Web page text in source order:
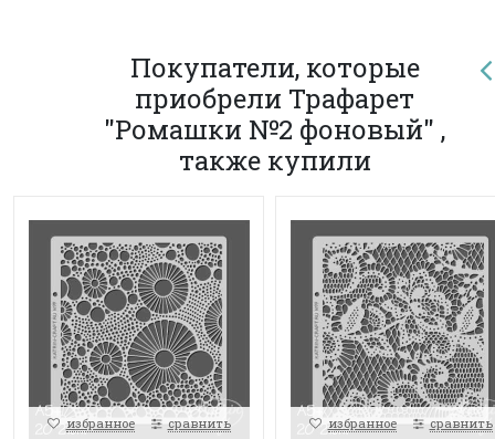
Покупатели, которые
приобрели Трафарет
"Ромашки №2 фоновый" ,
также купили
избранное сравнить избранное сравнить